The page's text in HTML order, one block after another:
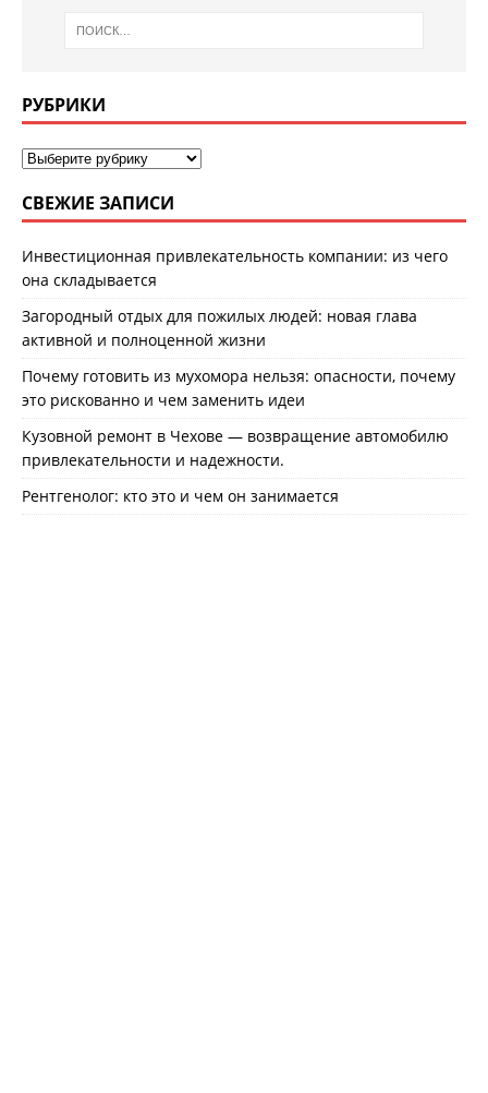
РУБРИКИ
СВЕЖИЕ ЗАПИСИ
Инвестиционная привлекательность компании: из чего
она складывается
Загородный отдых для пожилых людей: новая глава
активной и полноценной жизни
Почему готовить из мухомора нельзя: опасности, почему
это рискованно и чем заменить идеи
Кузовной ремонт в Чехове — возвращение автомобилю
привлекательности и надежности.
Рентгенолог: кто это и чем он занимается